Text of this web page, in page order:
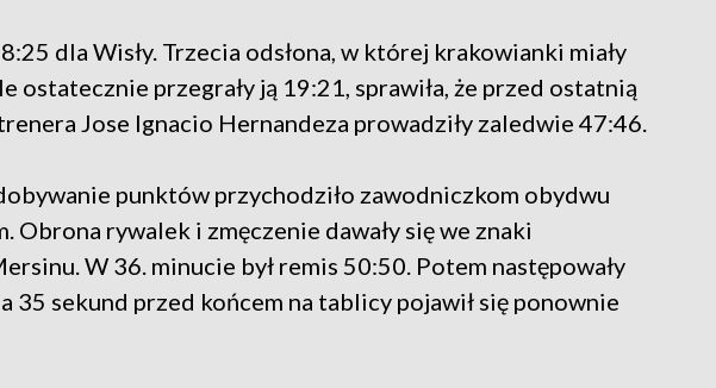
dla Wisły. Trzecia odsłona, w której krakowianki miały
ostatecznie przegrały ją 19:21, sprawiła, że przed ostatnią
Jose Ignacio Hernandeza prowadziły zaledwie 47:46.
punktów przychodziło zawodniczkom obydwu
Obrona rywalek i zmęczenie dawały się we znaki
W 36. minucie był remis 50:50. Potem następowały
35 sekund przed końcem na tablicy pojawił się ponownie